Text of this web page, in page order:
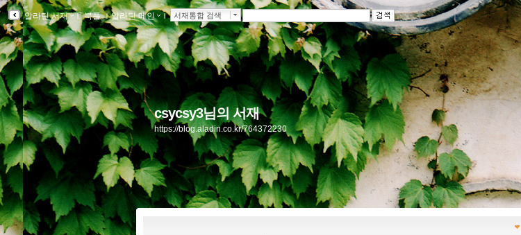
알라딘 서재 ｌ북플ｌ알라딘 메인 ｌ 서재통합 검색
csycsy3님의 서재
https://blog.aladin.co.kr/764372230